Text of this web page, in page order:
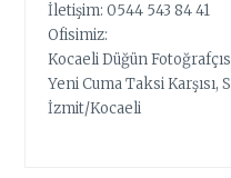
İletişim: 0544 543 84 41
Ofisimiz:
Kocaeli Düğün
Yeni Cuma Taksi Karşısı,
İzmit/Kocaeli